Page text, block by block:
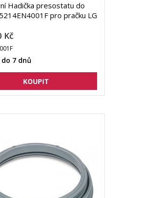
Hadička presostatu do
pro pračku LG
Kč
7 dnů